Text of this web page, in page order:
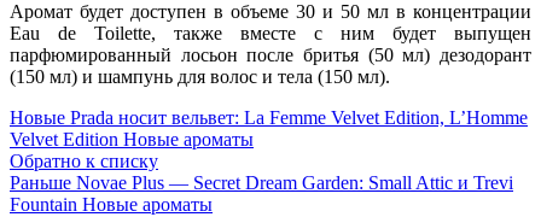
Аромат будет доступен в объеме 30 и 50 мл в концентрации
Eau de Toilette, также вместе с ним будет выпущен
парфюмированный лосьон после бритья (50 мл) дезодорант
(150 мл) и шампунь для волос и тела (150 мл).
Новые Prada носит вельвет: La Femme Velvet Edition, L’Homme
Velvet Edition Новые ароматы
Обратно к списку
Раньше Novae Plus — Secret Dream Garden: Small Attic и Trevi
Fountain Новые ароматы